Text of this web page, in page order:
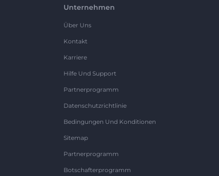
Unternehmen
Über Uns
Kontakt
Karriere
Hilfe Und Support
Partnerprogramm
Datenschutzrichtlinie
Bedingungen Und Konditionen
Sitemap
Partnerprogramm
Botschafterprogramm